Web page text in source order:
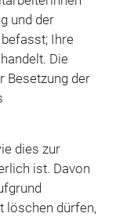
und der
Ihre
Die
Besetzung der
dies zur
ist. Davon
löschen dürfen,